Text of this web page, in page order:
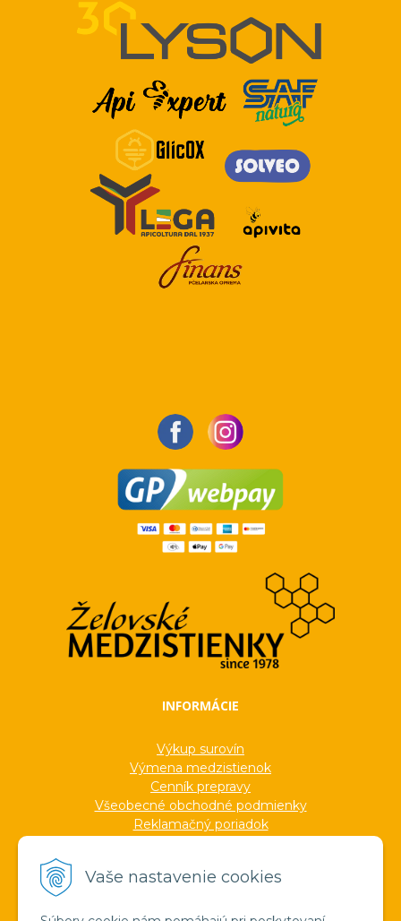
Vaše nastavenie cookies
INFORMÁCIE
Výkup surovín
Výmena medzistienok
Cenník prepravy
Všeobecné obchodné podmienky
Reklamačný poriadok
Formuláre